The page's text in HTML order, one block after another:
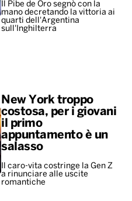
Il Pibe de Oro segnò con la
mano decretando la vittoria ai
quarti dell'Argentina
sull'Inghilterra
New York troppo
costosa, per i giovani
il primo
appuntamento è un
salasso
Il caro-vita costringe la Gen Z
a rinunciare alle uscite
romantiche